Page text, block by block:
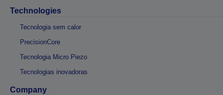
Technologies
Tecnologia sem calor
PrecisionCore
Tecnologia Micro Piezo
Tecnologias inovadoras
Company